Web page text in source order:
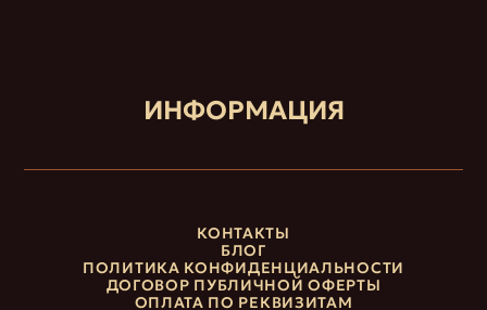
ИНФОРМАЦИЯ
КОНТАКТЫ
БЛОГ
ПОЛИТИКА КОНФИДЕНЦИАЛЬНОСТИ
ДОГОВОР ПУБЛИЧНОЙ ОФЕРТЫ
ОПЛАТА ПО РЕКВИЗИТАМ